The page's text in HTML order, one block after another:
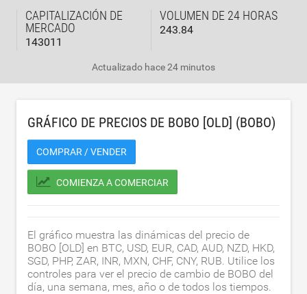
CAPITALIZACIÓN DE
MERCADO
143011
VOLUMEN DE 24 HORAS
243.84
Actualizado hace 24 minutos
GRÁFICO DE PRECIOS DE BOBO [OLD] (BOBO)
COMPRAR / VENDER
COMIENZA A COMERCIAR
El gráfico muestra las dinámicas del precio de
BOBO [OLD] en BTC, USD, EUR, CAD, AUD, NZD, HKD,
SGD, PHP, ZAR, INR, MXN, CHF, CNY, RUB. Utilice los
controles para ver el precio de cambio de BOBO del
día, una semana, mes, año o de todos los tiempos.